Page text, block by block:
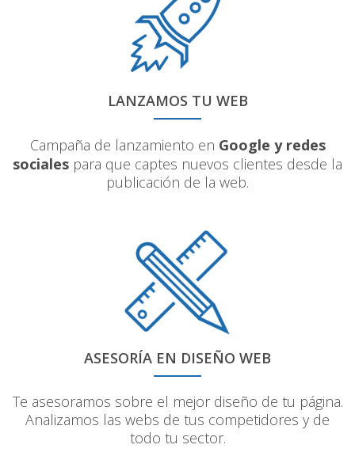
LANZAMOS TU WEB
Campaña de lanzamiento en Google y redes
sociales para que captes nuevos clientes desde la
publicación de la web.
ASESORÍA EN DISEÑO WEB
Te asesoramos sobre el mejor diseño de tu página.
Analizamos las webs de tus competidores y de
todo tu sector.